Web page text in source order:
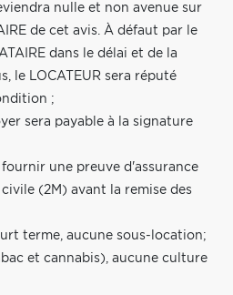
nulle et non avenue sur
de cet avis. À défaut par le
dans le délai et de la
le LOCATEUR sera réputé
;
sera payable à la signature
fournir une preuve d'assurance
(2M) avant la remise des
terme, aucune sous-location;
et cannabis), aucune culture